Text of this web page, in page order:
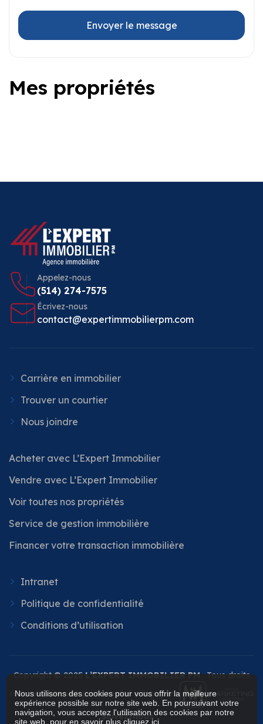
Envoyer le message
Mes propriétés
Appelez-nous
(514) 274-7575
Écrivez-nous
contact@expertimmobilierpm.com
Carrière en immobilier
Trouver un courtier
Nous joindre
Acheter avec L’Expert Immobilier
Vendre avec L’Expert Immobilier
Voir toutes nos propriétés
Service de gestion immobilière
Financer votre transaction immobilière
Intranet
Politique de confidentialité
Conditions d’utilisation
Copyright © 2025L’EXPERT IMMOBILIER PM. Tous droits
réservés. Site web personnalisé conçu par
Suivez-nous
Nous utilisons des cookies pour vous offrir la meilleure
expérience possible sur notre site web. En poursuivant votre
navigation, vous acceptez l'utilisation des cookies par notre
site web, pour en savoir plus cliquez ici